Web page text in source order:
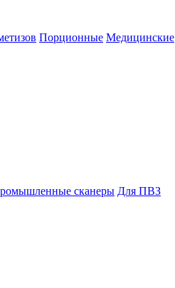
Порционные Медицинские
сканеры Для ПВЗ